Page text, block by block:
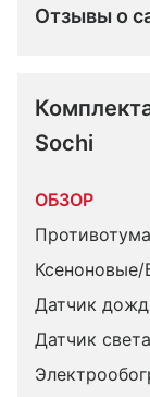
Отзывы о
Sochi
ОБЗОР
Датчик
Датчик света